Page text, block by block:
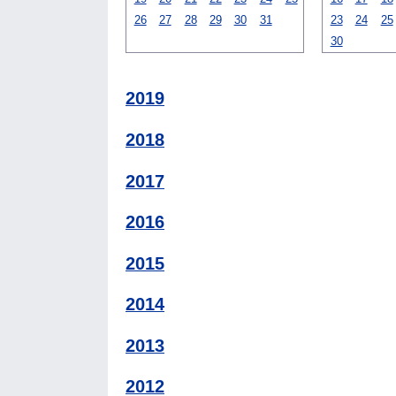
26
27 28 29 30 31
23
24 25
30
2019
2018
2017
2016
2015
2014
2013
2012